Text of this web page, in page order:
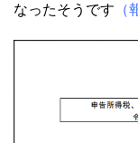
なったそうです （